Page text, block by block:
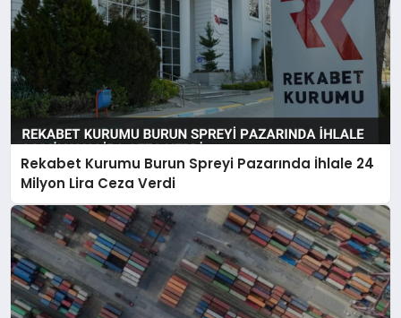
Rekabet Kurumu Burun Spreyi Pazarında İhlale 24
Milyon Lira Ceza Verdi